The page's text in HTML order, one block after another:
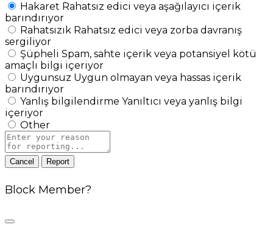
Hakaret Rahatsız edici veya aşağılayıcı içerik
barındırıyor
Rahatsızık Rahatsız edici veya zorba davranış
sergiliyor
Şüpheli Spam, sahte içerik veya potansiyel kötü
amaçlı bilgi içeriyor
Uygunsuz Uygun olmayan veya hassas içerik
barındırıyor
Yanlış bilgilendirme Yanıltıcı veya yanlış bilgi
içeriyor
Other
Report
note
Report
Block Member?